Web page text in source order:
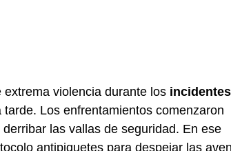
violencia durante los
Los enfrentamientos comenzaron
las vallas de seguridad. En ese
antipiquetes para despejar las